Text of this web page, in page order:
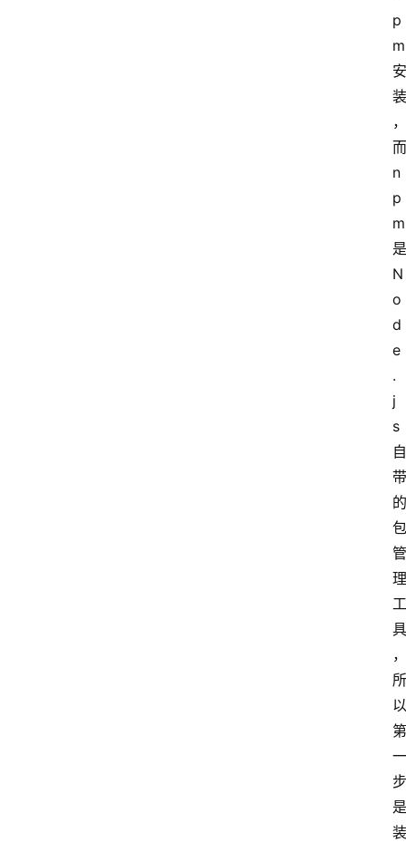
p
m
安
装
，
而
n
p
m
是
N
o
d
e
.
j
s
自
带
的
包
管
理
工
具
，
所
以
第
一
步
是
装